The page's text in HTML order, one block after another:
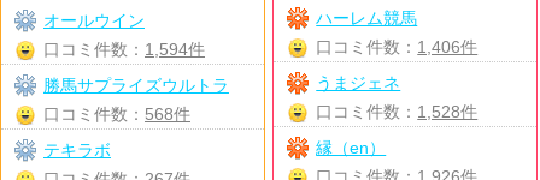
ハーレム競馬
口コミ件数： 1,406件
うまジェネ
口コミ件数： 1,528件
縁（en）
オールウイン
口コミ件数： 1,594件
勝馬サプライズウルトラ
口コミ件数： 568件
テキラボ